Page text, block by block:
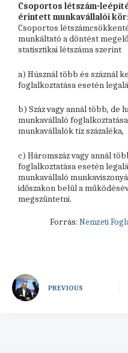
Csoportos létszám-
érintett munkavállalói kör:
Csoportos
munkáltató a döntést
statisztikai létszáma szerint
a) Húsznál több és száznál
foglalkoztatása esetén
b) Száz vagy annál több, de
munkavállaló
munkavállalók tíz százaléka,
c) Háromszáz vagy annál
foglalkoztatása esetén
munkavállaló
időszakon belül a
megszüntetni.
Forrás:Nemzeti
PREVIOUS